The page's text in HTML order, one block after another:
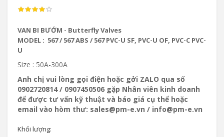
VAN BI BƯỚM - Butterfly Valves
MODEL : 567 / 567 ABS / 567 PVC-U SF, PVC-U OF, PVC-C PVC-
U
Size : 50A-300A
Anh chị vui lòng gọi điện hoặc gởi ZALO qua số
0902720814 / 0907450506 gặp Nhân viên kinh doanh
để được tư vấn kỹ thuật và báo giá cụ thể hoặc
email vào hòm thư: sales@pm-e.vn / info@pm-e.vn
Khối lượng: